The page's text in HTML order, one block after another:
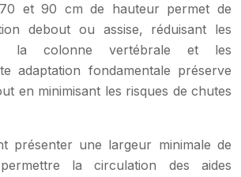
et 90 cm de hauteur permet de
debout ou assise, réduisant les
la colonne vertébrale et les
adaptation fondamentale préserve
en minimisant les risques de chutes
présenter une largeur minimale de
la circulation des aides